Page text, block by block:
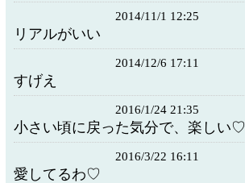
2014/11/1 12:25
リアルがいい
2014/12/6 17:11
すげえ
2016/1/24 21:35
小さい頃に戻った気分で、楽しい♡
2016/3/22 16:11
愛してるわ♡